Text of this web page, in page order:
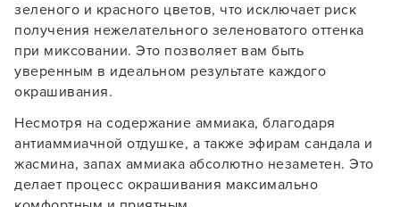
зеленого и красного цветов, что исключает риск
получения нежелательного зеленоватого оттенка
при миксовании. Это позволяет вам быть
уверенным в идеальном результате каждого
окрашивания.
Несмотря на содержание аммиака, благодаря
антиаммиачной отдушке, а также эфирам сандала и
жасмина, запах аммиака абсолютно незаметен. Это
делает процесс окрашивания максимально